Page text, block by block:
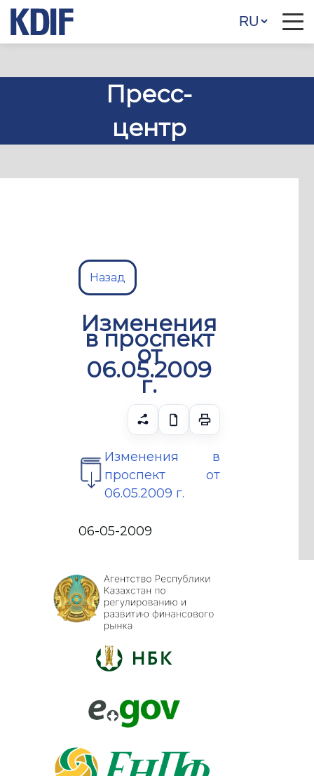
Пресс-
центр
Назад
Изменения
в проспект
от
06.05.2009
г.
Изменения в
проспект от
06.05.2009 г.
06-05-2009